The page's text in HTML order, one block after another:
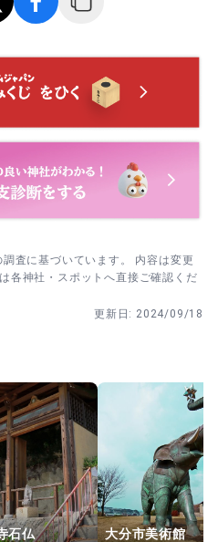
る → 社務所で絵馬を受けて
祷。予約不要で受付され、事
。節目のタイミングに“決意表
さを願う祈祷。予約不要で当
は特に混雑すると案内されて
査に基づいています。 内容は変更
各神社・スポットへ直接ご確認くだ
更新日: 2024/09/18
石仏 大分市美術館